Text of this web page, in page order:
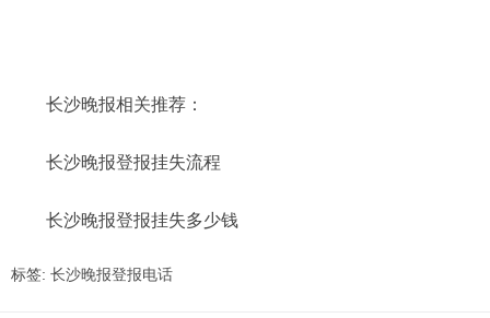
长沙晚报相关推荐：
长沙晚报登报挂失流程
长沙晚报登报挂失多少钱
标签: 长沙晚报登报电话